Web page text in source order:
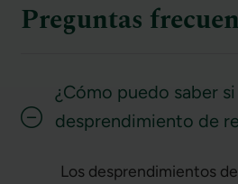
Preguntas
¿Cómo puedo saber
desprendimiento de
Los desprendimientos